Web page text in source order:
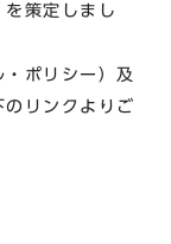
策定しまし
ポリシー）及
リンクよりご